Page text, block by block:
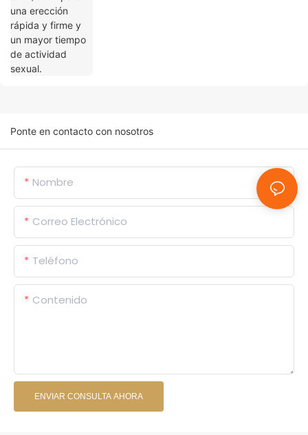
Ponte en contacto con nosotros
Nombre
Correo Electrónico
Teléfono
Contenido
ENVIAR CONSULTA AHORA